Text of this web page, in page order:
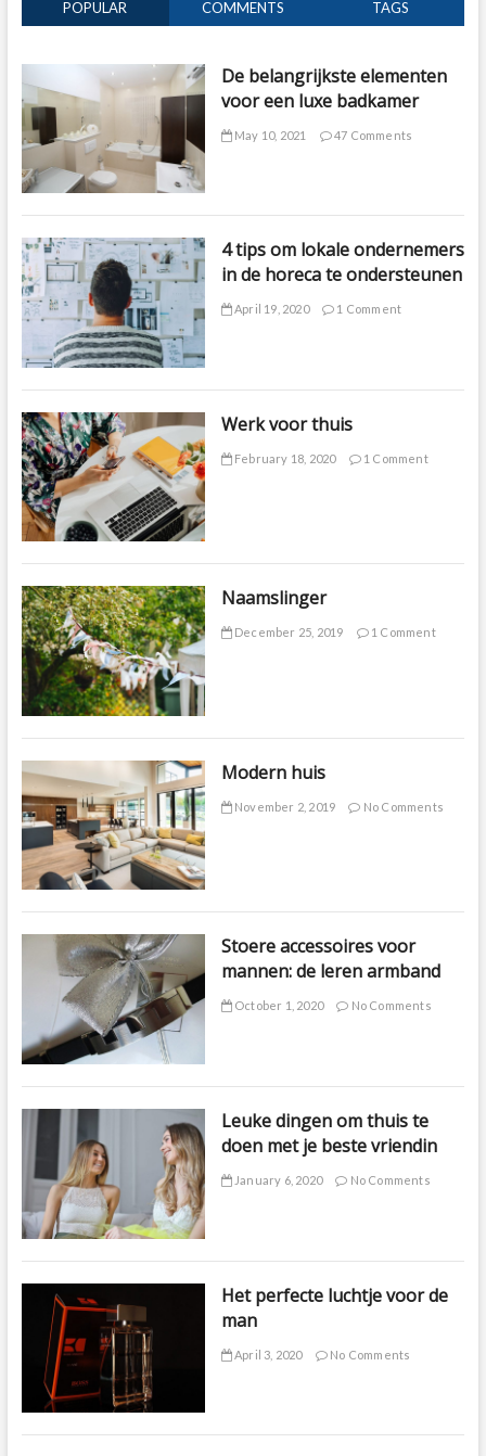
POPULAR COMMENTS TAGS
De belangrijkste elementen
voor een luxe badkamer
May 10, 2021 47 Comments
4 tips om lokale ondernemers
in de horeca te ondersteunen
April 19, 2020 1 Comment
Werk voor thuis
February 18, 2020 1 Comment
Naamslinger
December 25, 2019 1 Comment
Modern huis
November 2, 2019 No Comments
Stoere accessoires voor
mannen: de leren armband
October 1, 2020 No Comments
Leuke dingen om thuis te
doen met je beste vriendin
January 6, 2020 No Comments
Het perfecte luchtje voor de
man
April 3, 2020 No Comments